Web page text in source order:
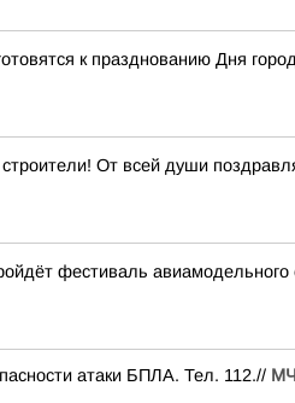
к празднованию Дня
От всей души
фестиваль
атаки БПЛА. Тел. 112.//